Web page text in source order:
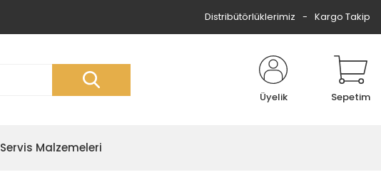
Distribütörlüklerimiz Kargo Takip
Üyelik Sepetim
Servis Malzemeleri